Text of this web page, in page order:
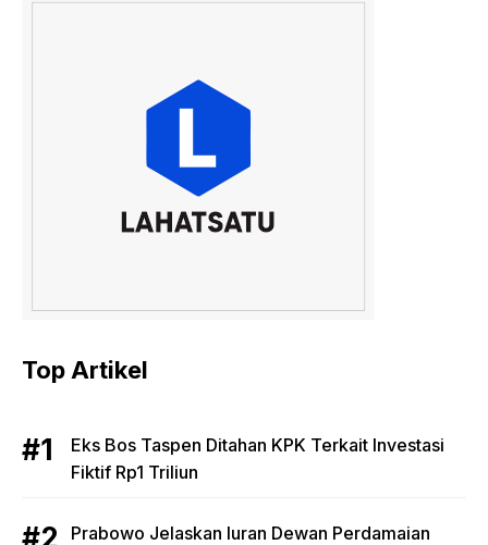
Top Artikel
Eks Bos Taspen Ditahan KPK Terkait Investasi
Fiktif Rp1 Triliun
Prabowo Jelaskan Iuran Dewan Perdamaian